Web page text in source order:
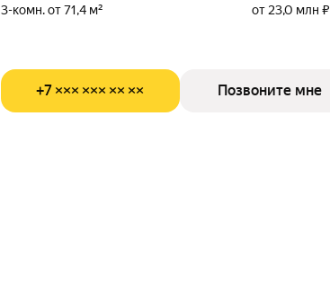
3-комн. от 71,4 м²
от 23,0 млн ₽
+7 ××× ××× ×× ×× Позвоните мне